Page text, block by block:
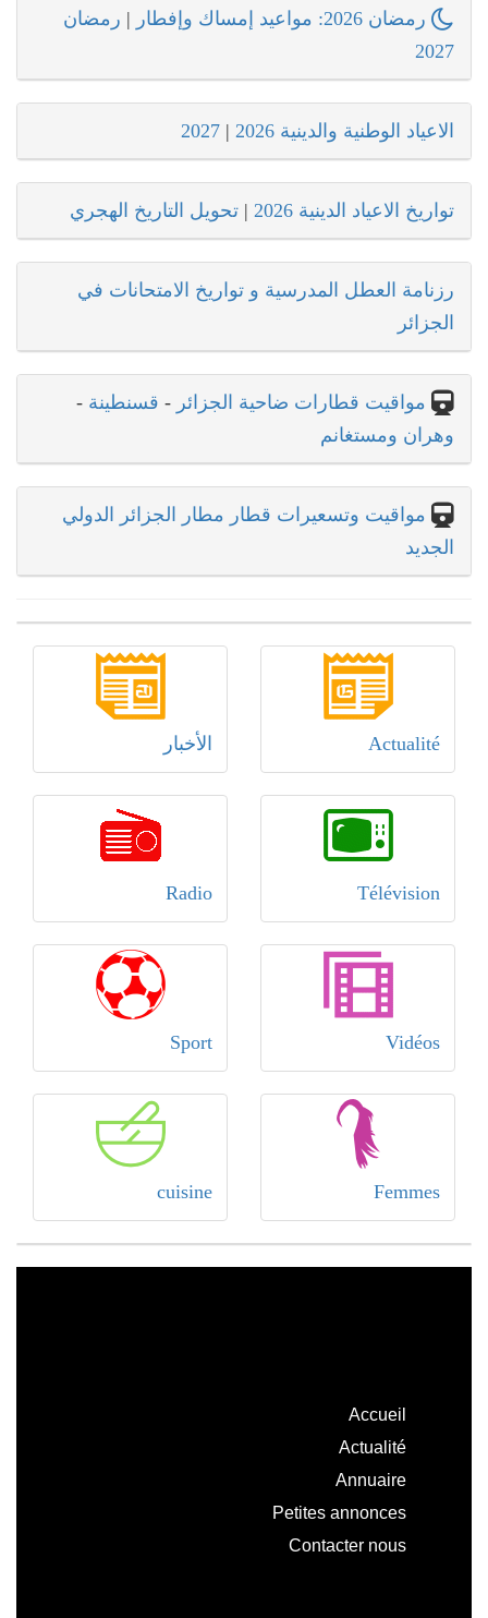
رمضان 2026: مواعيد إمساك وإفطار | رمضان
2027
الاعياد الوطنية والدينية 2026 |
2027
تواريخ الاعياد الدينية 2026 | تحويل التاريخ الهجري
رزنامة العطل المدرسية و تواريخ الامتحانات في
الجزائر
مواقيت قطارات ضاحية الجزائر - قسنطينة -
وهران ومستغانم
مواقيت وتسعيرات قطار مطار الجزائر الدولي
الجديد
Actualité الأخبار
Télévision
Radio
Vidéos
Sport
Femmes
cuisine
Accueil
Actualité
Annuaire
Petites annonces
Contacter nous